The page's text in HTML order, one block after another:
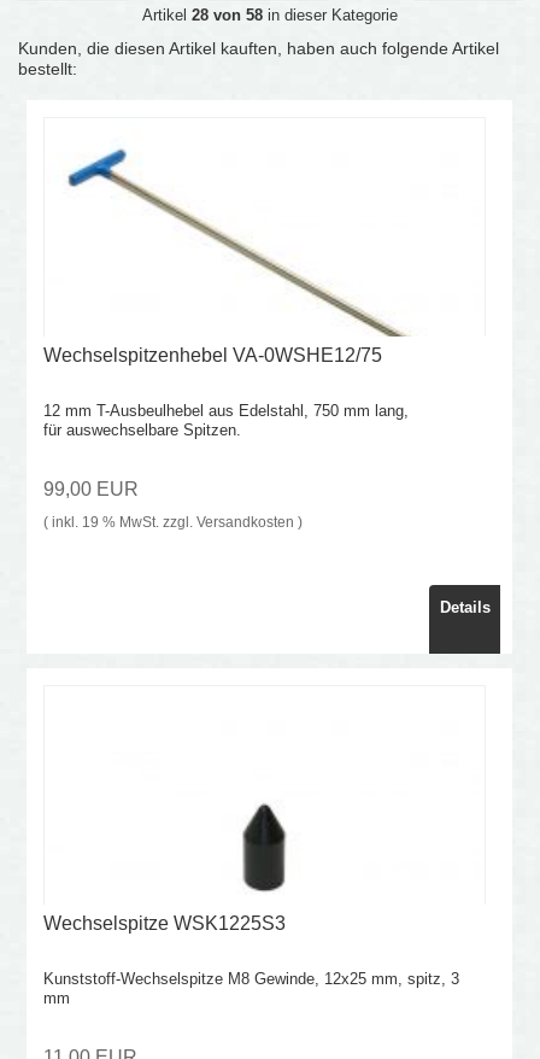
Artikel 28 von 58in dieser Kategorie
Kunden, die diesen Artikel kauften, haben auch folgende Artikel
bestellt:
Wechselspitzenhebel VA-0WSHE12/75
12 mm T-Ausbeulhebel aus Edelstahl, 750 mm lang,
für auswechselbare Spitzen.
99,00 EUR
( inkl. 19 % MwSt. zzgl. Versandkosten )
Details
Wechselspitze WSK1225S3
Kunststoff-Wechselspitze M8 Gewinde, 12x25 mm, spitz, 3
mm